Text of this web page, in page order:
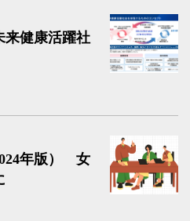
来健康活躍社
年版） 女